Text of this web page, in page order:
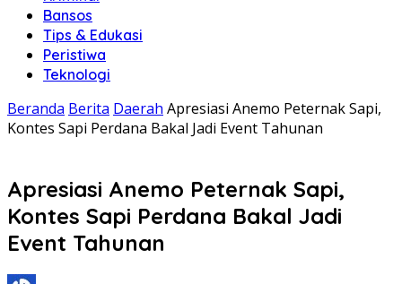
Bansos
Tips & Edukasi
Peristiwa
Teknologi
Beranda Berita Daerah Apresiasi Anemo Peternak Sapi,
Kontes Sapi Perdana Bakal Jadi Event Tahunan
Apresiasi Anemo Peternak Sapi,
Kontes Sapi Perdana Bakal Jadi
Event Tahunan